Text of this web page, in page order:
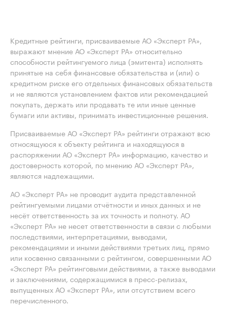
Кредитные рейтинги, присваиваемые АО «Эксперт РА»,
выражают мнение АО «Эксперт РА» относительно
способности рейтингуемого лица (эмитента) исполнять
принятые на себя финансовые обязательства и (или) о
кредитном риске его отдельных финансовых обязательств
и не являются установлением фактов или рекомендацией
покупать, держать или продавать те или иные ценные
бумаги или активы, принимать инвестиционные решения.
Присваиваемые АО «Эксперт РА» рейтинги отражают всю
относящуюся к объекту рейтинга и находящуюся в
распоряжении АО «Эксперт РА» информацию, качество и
достоверность которой, по мнению АО «Эксперт РА»,
являются надлежащими.
АО «Эксперт РА» не проводит аудита представленной
рейтингуемыми лицами отчётности и иных данных и не
несёт ответственность за их точность и полноту. АО
«Эксперт РА» не несет ответственности в связи с любыми
последствиями, интерпретациями, выводами,
рекомендациями и иными действиями третьих лиц, прямо
или косвенно связанными с рейтингом, совершенными АО
«Эксперт РА» рейтинговыми действиями, а также выводами
и заключениями, содержащимися в пресс-релизах,
выпущенных АО «Эксперт РА», или отсутствием всего
перечисленного.